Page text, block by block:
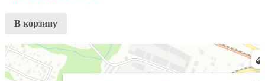
В корзину
Химки
Яндекс Карты — транспорт, навигация, поиск мест